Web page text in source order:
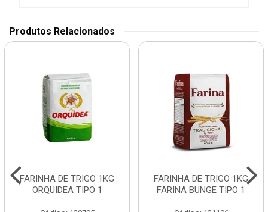
Produtos Relacionados
FARINHA DE TRIGO 1KG
ORQUIDEA TIPO 1
FARINHA DE TRIGO 1KG
FARINA BUNGE TIPO 1